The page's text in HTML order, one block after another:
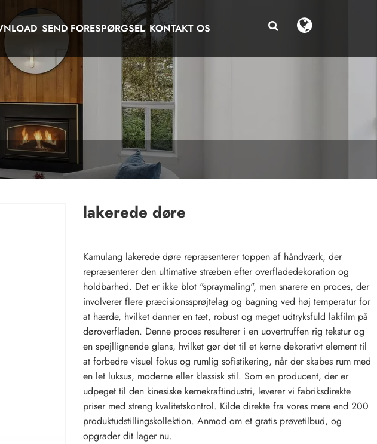
SEND FORESPØRGSEL KONTAKT OS
lakerede døre
Kamulang lakerede døre repræsenterer toppen af ​​håndværk, der
repræsenterer den ultimative stræben efter overfladedekoration og
holdbarhed. Det er ikke blot "spraymaling", men snarere en proces, der
involverer flere præcisionssprøjtelag og bagning ved høj temperatur for
at hærde, hvilket danner en tæt, robust og meget udtryksfuld lakfilm på
døroverfladen. Denne proces resulterer i en uovertruffen rig tekstur og
en spejllignende glans, hvilket gør det til et kerne dekorativt element til
at forbedre visuel fokus og rumlig sofistikering, når der skabes rum med
en let luksus, moderne eller klassisk stil. Som en producent, der er
udpeget til den kinesiske kernekraftindustri, leverer vi fabriksdirekte
priser med streng kvalitetskontrol. Kilde direkte fra vores mere end 200
produktudstillingskollektion. Anmod om et gratis prøvetilbud, og
opgrader dit lager nu.